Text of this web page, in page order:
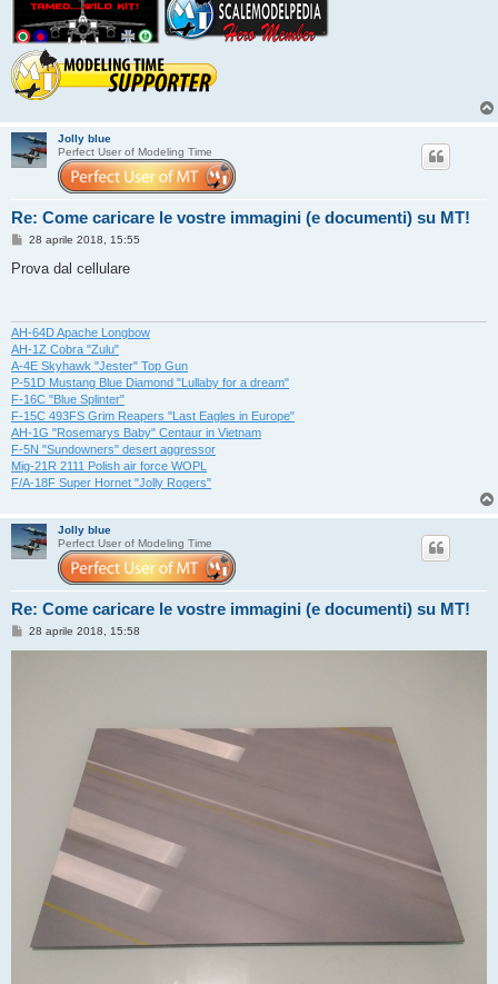
Jolly blue
Perfect User of Modeling Time
Re: Come caricare le vostre immagini (e documenti) su MT!
M
s
i
o
28 aprile 2018, 15:55
Prova dal cellulare
AH-64D Apache Longbow
AH-1Z Cobra "Zulu"
A-4E Skyhawk "Jester" Top Gun
P-51D Mustang Blue Diamond "Lullaby for a dream"
F-16C "Blue Splinter"
F-15C 493FS Grim Reapers "Last Eagles in Europe"
AH-1G "Rosemarys Baby" Centaur in Vietnam
F-5N "Sundowners" desert aggressor
Mig-21R 2111 Polish air force WOPL
F/A-18F Super Hornet "Jolly Rogers"
Jolly blue
Perfect User of Modeling Time
Re: Come caricare le vostre immagini (e documenti) su MT!
M28 aprile 2018, 15:58